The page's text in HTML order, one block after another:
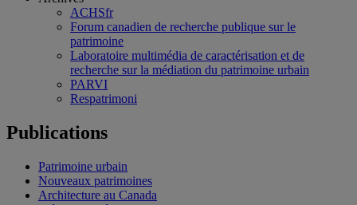
ACHSfr
Forum canadien de recherche publique sur le
patrimoine
Laboratoire multimédia de caractérisation et de
recherche sur la médiation du patrimoine urbain
PARVI
Respatrimoni
Publications
Patrimoine urbain
Nouveaux patrimoines
Architecture au Canada